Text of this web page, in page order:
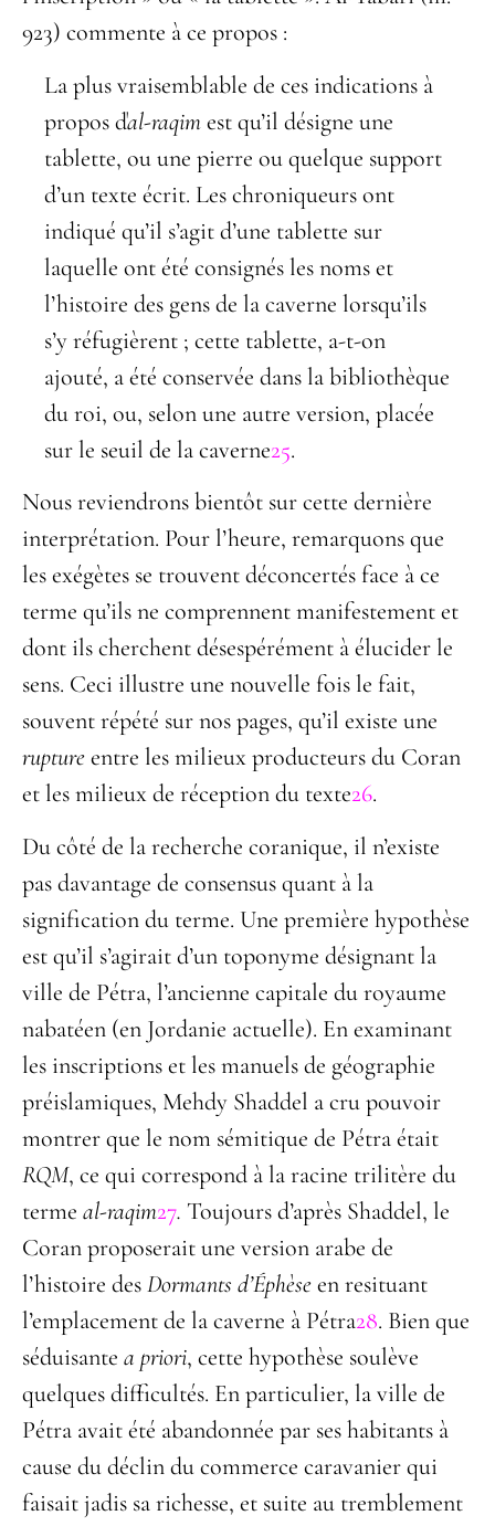
923) commente à ce propos :
La plus vraisemblable de ces indications à
propos ďal-raqimest qu’il désigne une
tablette, ou une pierre ou quelque support
d’un texte écrit. Les chroniqueurs ont
indiqué qu’il s’agit d’une tablette sur
laquelle ont été consignés les noms et
l’histoire des gens de la caverne lorsqu’ils
s’y réfugièrent ; cette tablette, a-t-on
ajouté, a été conservée dans la bibliothèque
du roi, ou, selon une autre version, placée
sur le seuil de la caverne25.
Nous reviendrons bientôt sur cette dernière
interprétation. Pour l’heure, remarquons que
les exégètes se trouvent déconcertés face à ce
terme qu’ils ne comprennent manifestement et
dont ils cherchent désespérément à élucider le
sens. Ceci illustre une nouvelle fois le fait,
souvent répété sur nos pages, qu’il existe une
ruptureentre les milieux producteurs du Coran
et les milieux de réception du texte26.
Du côté de la recherche coranique, il n’existe
pas davantage de consensus quant à la
signification du terme. Une première hypothèse
est qu’il s’agirait d’un toponyme désignant la
ville de Pétra, l’ancienne capitale du royaume
nabatéen (en Jordanie actuelle). En examinant
les inscriptions et les manuels de géographie
préislamiques, Mehdy Shaddel a cru pouvoir
montrer que le nom sémitique de Pétra était
RQM, ce qui correspond à la racine trilitère du
terme al-raqim27. Toujours d’après Shaddel, le
Coran proposerait une version arabe de
l’histoire desDormants d’Éphèseen resituant
l’emplacement de la caverne à Pétra28. Bien que
séduisante a priori, cette hypothèse soulève
quelques difficultés. En particulier, la ville de
Pétra avait été abandonnée par ses habitants à
cause du déclin du commerce caravanier qui
faisait jadis sa richesse, et suite au tremblement